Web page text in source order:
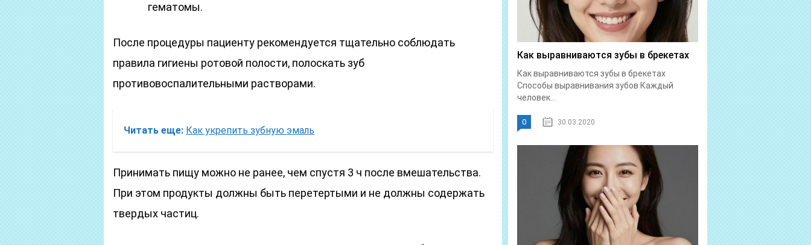
гематомы.
После процедуры пациенту рекомендуется тщательно соблюдать
правила гигиены ротовой полости, полоскать зуб
противовоспалительными растворами.
Читать еще: Как укрепить зубную эмаль
Принимать пищу можно не ранее, чем спустя 3 ч после вмешательства.
При этом продукты должны быть перетертыми и не должны содержать
твердых частиц.
Как выравниваются зубы в брекетах
Как выравниваются зубы в брекетах
Способы выравнивания зубов Каждый
человек...
0 30.03.2020